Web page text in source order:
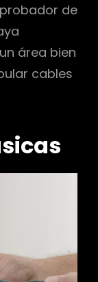
de
área bien
cables